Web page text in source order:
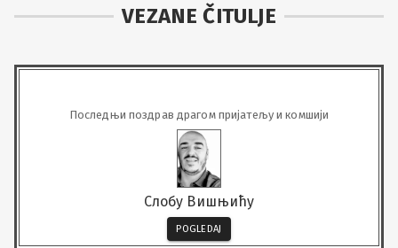
VEZANE ČITULJE
Последњи поздрав драгом пријатељу и комшији
Слобу Вишњићу
POGLEDAJ